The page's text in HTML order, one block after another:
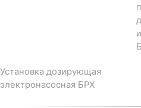
Установка дозирующая
электронасосная БРХ